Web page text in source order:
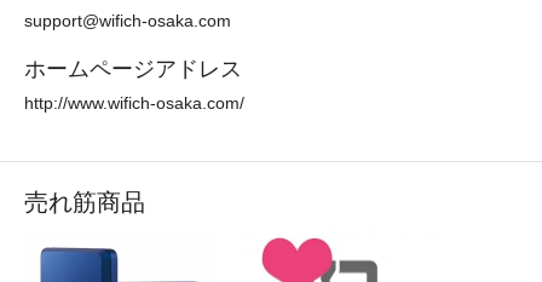
support@wifich-osaka.com
ホームページアドレス
http://www.wifich-osaka.com/
売れ筋商品